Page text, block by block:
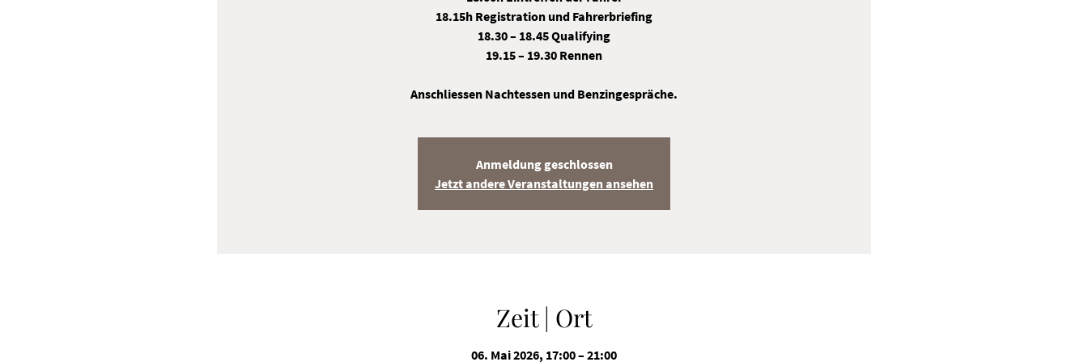
18.15h Registration und Fahrerbriefing
18.30 – 18.45 Qualifying
19.15 – 19.30 Rennen
Anschliessen Nachtessen und Benzingespräche.
Anmeldung geschlossen
Jetzt andere Veranstaltungen ansehen
Zeit | Ort
06. Mai 2026, 17:00 – 21:00